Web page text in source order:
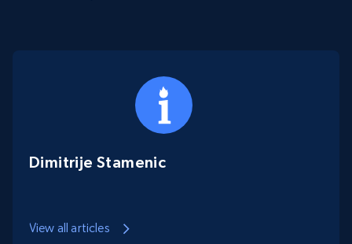
Dimitrije Stamenic
View all articles